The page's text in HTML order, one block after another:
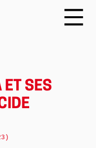
ET SES